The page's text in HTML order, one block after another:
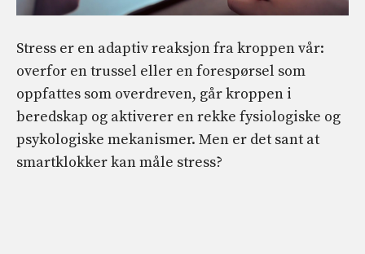
Stress er en adaptiv reaksjon fra kroppen vår:
overfor en trussel eller en forespørsel som
oppfattes som overdreven, går kroppen i
beredskap og aktiverer en rekke fysiologiske og
psykologiske mekanismer. Men er det sant at
smartklokker kan måle stress?